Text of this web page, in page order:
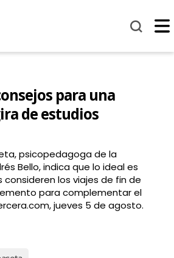
para una
de estudios
psicopedagoga de la
Bello, indica que lo ideal es
consideren los viajes de fin de
para complementar el
jueves 5 de agosto.